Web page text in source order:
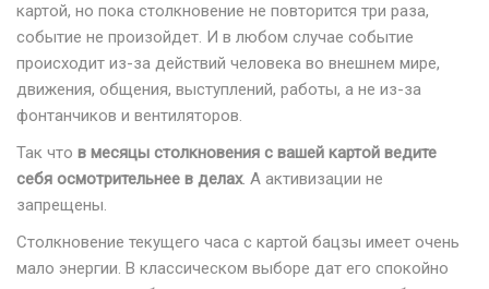
картой, но пока столкновение не повторится три раза,
событие не произойдет. И в любом случае событие
происходит из-за действий человека во внешнем мире,
движения, общения, выступлений, работы, а не из-за
фонтанчиков и вентиляторов.
Так что в месяцы столкновения с вашей картой ведите
себя осмотрительнее в делах. А активизации не
запрещены.
Столкновение текущего часа с картой бацзы имеет очень
мало энергии. В классическом выборе дат его спокойно